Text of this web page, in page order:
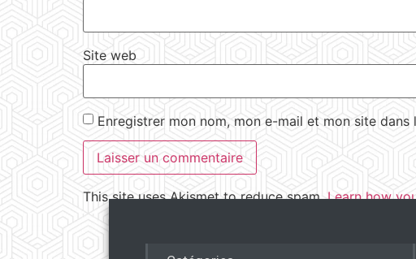
Site web
Enregistrer mon nom, mon e-mail et mon site
This site uses Akismet to reduce spam.Learn how